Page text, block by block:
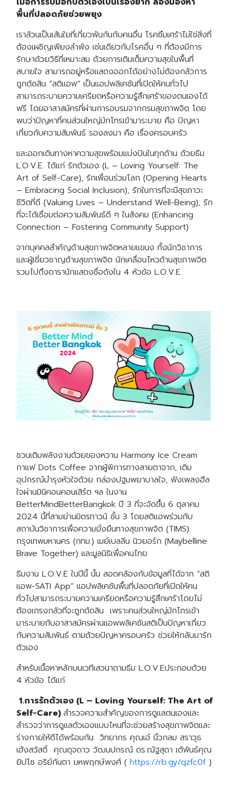
พื้นที่ปลอดภัยช่วยพยุง
เราล้วนเป็นเส้นใยที่เกี่ยวพันกันกับคนอื่น โรคซึมเศร้าไม่ใช่สิ่งที่
ต้องเผชิญเพียงลำพัง เช่นเดียวกับโรคอื่น ๆ ที่ต้องมีการ
รักษาด้วยวิธีที่เหมาะสม ด้วยการเติมเต็มความสุขในพื้นที่
สบายใจ สามารถอยู่หรือแสดงออกได้อย่างไม่ต้องกลัวการ
ถูกตัดสิน “สติแอพ” เป็นแอปพลิเคชันที่เปิดให้คนทั่วไป
สามารถระบายความเครียดหรือความรู้สึกเศร้าของตนเองได้
ฟรี โดยอาสาสมัครที่ผ่านการอบรมจากกรมสุขภาพจิต โดย
พบว่าปัญหาที่คนส่วนใหญ่มักโทรเข้ามาระบาย คือ ปัญหา
เกี่ยวกับความสัมพันธ์ รองลงมา คือ เรื่องครอบครัว
และออกเดินทางหาความสุขพร้อมแบ่งปันในทุกด้าน ด้วยธีม
L.O.V.E. ได้แก่ รักตัวเอง (L – Loving Yourself: The
Art of Self-Care), รักเพื่อนร่วมโลก (Opening Hearts
– Embracing Social Inclusion), รักในการที่จะมีสุขภาวะ
ชีวิตที่ดี (Valuing Lives – Understand Well-Being), รัก
ที่จะได้เชื่อมต่อความสัมพันธ์ดี ๆ ในสังคม (Enhancing
Connection – Fostering Community Support)
จากบุคคลสำคัญด้านสุขภาพจิตหลายแขนง ทั้งนักวิชาการ
และผู้เชี่ยวชาญด้านสุขภาพจิต นักเคลื่อนไหวด้านสุขภาพจิต
รวมไปถึงดารานักแสดงชื่อดังใน 4 หัวข้อ L.O.V.E.
ชวนเติมพลังงานด้วยของหวาน Harmony Ice Cream
กาแฟ Dots Coffee จากผู้พิการทางสายตาจาก, เติม
อุปกรณ์บำรุงหัวใจด้วย กล่องปฐมพยาบาลใจ, ฟังเพลงฮีล
ใจผ่านมินิคอนคอนเสิร์ต ฯล ในงาน
BetterMindBetterBangkok ปี 3 ที่จะจัดขึ้น 6 ตุลาคม
2024 นี้ที่สามย่านมิตรทาวน์ ชั้น 3 โดยสติแอพร่วมกับ
สถาบันวิชาการเพื่อความยั่งยืนทางสุขภาพจิต (TIMS)
กรุงเทพมหานคร (กทม.) เมย์เบลลีน นิวยอร์ก (Maybelline
Brave Together) และมูลนิธิเพื่อคนไทย
ธีมงาน L.O.V.E ในปีนี้ นั้น สอดคล้องกับข้อมูลที่ได้จาก “สติ
แอพ-SATI App” แอปพลิเคชันพื้นที่ปลอดภัยที่เปิดให้คน
ทั่วไปสามารถระบายความเครียดหรือความรู้สึกเศร้าโดยไม่
ต้องเกรงกลัวที่จะถูกตัดสิน เพราะคนส่วนใหญ่มักโทรเข้า
มาระบายกับอาสาสมัครผ่านแอพพลิเคชันสติเป็นปัญหาเกี่ยว
กับความสัมพันธ์ ตามด้วยปัญหาครอบครัว ช่วยให้กลับมารัก
ตัวเอง
สำหรับเนื้อหาหลักบนเวทีเสวนาตามธีม L.O.V.Eประกอบด้วย
4 หัวข้อ ได้แก่
1.การรักตัวเอง (L – Loving Yourself: The Art of
Self-Care) สำรวจความสำคัญของการดูแลตนเองและ
สำรวจว่าการดูแลตัวเองแบบไหนที่จะช่วยสร้างสุขภาพจิตและ
ร่างกายให้ดีได้พร้อมกัน วิทยากร คุณเอ๋ นิ้วกลม สราวุธ
เฮ้งสวัสดิ์ คุณดุจดาว วัฒนปกรณ์ ดร.ณัฐสุดา เต้พันธ์คุณ
ยิปโซ อริย์กันตา มหพฤกษ์พงศ์ ( https://rb.gy/qzfc0f )